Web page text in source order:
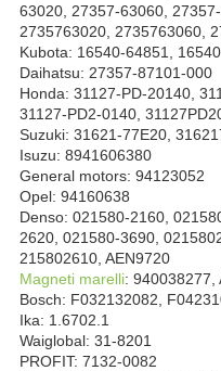
63020, 27357-63060,
2735763020, 2735763060,
Kubota: 16540-64851,
Daihatsu: 27357-87101-000
Honda: 31127-PD-20140,
31127-PD2-0140,
Suzuki: 31621-77E20,
Isuzu: 8941606380
General motors: 94123052
Opel: 94160638
Denso: 021580-2160,
2620, 021580-3690,
215802610, AEN9720
Magneti marelli: 940038277,
Bosch: F032132082,
Ika: 1.6702.1
Waiglobal: 31-8201
PROFIT: 7132-0082